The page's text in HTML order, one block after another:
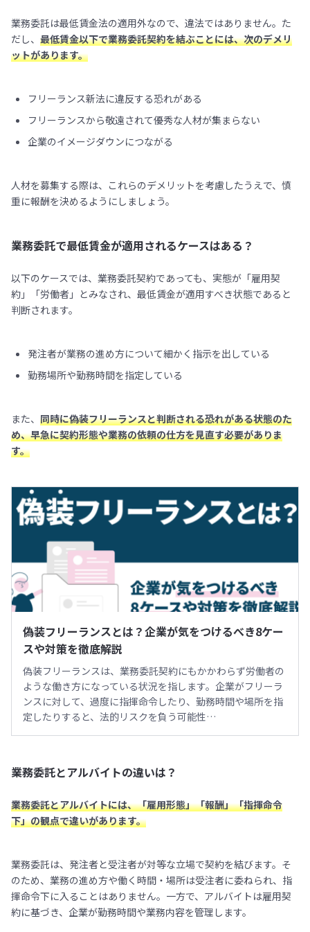
業務委託は最低賃金法の適用外なので、違法ではありません。た
だし、 最低賃金以下で業務委託契約を結ぶことには、次のデメリ
ットがあります。
フリーランス新法に違反する恐れがある
フリーランスから敬遠されて優秀な人材が集まらない
企業のイメージダウンにつながる
人材を募集する際は、これらのデメリットを考慮したうえで、慎
重に報酬を決めるようにしましょう。
業務委託で最低賃金が適用されるケースはある？
以下のケースでは、業務委託契約であっても、実態が「雇用契
約」「労働者」とみなされ、最低賃金が適用すべき状態であると
判断されます。
発注者が業務の進め方について細かく指示を出している
勤務場所や勤務時間を指定している
また、 同時に偽装フリーランスと判断される恐れがある状態のた
め、早急に契約形態や業務の依頼の仕方を見直す必要がありま
す。
偽装フリーランスとは？企業が気をつけるべき8ケー
スや対策を徹底解説
偽装フリーランスは、業務委託契約にもかかわらず労働者の
ような働き方になっている状況を指します。企業がフリーラ
ンスに対して、過度に指揮命令したり、勤務時間や場所を指
定したりすると、法的リスクを負う可能性…
業務委託とアルバイトの違いは？
業務委託とアルバイトには、「雇用形態」「報酬」「指揮命令
下」の観点で違いがあります。
業務委託は、発注者と受注者が対等な立場で契約を結びます。そ
のため、業務の進め方や働く時間・場所は受注者に委ねられ、指
揮命令下に入ることはありません。一方で、アルバイトは雇用契
約に基づき、企業が勤務時間や業務内容を管理します。